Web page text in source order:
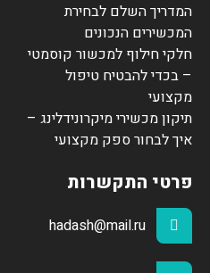
המדריך השלם לבחירת
המכשירים הנכונים
חלקי חילוף למכשור קוסמטי
– בכדי להבטיח טיפול
מקצועי
תיקון מכשירי מיקרונידלינג –
איך לבחור ספק מקצועי
פרטי התקשרות
hadash@mail.ru